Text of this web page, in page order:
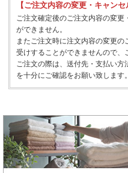
【ご注文内容の変更・キャン
ご注文確定後のご注文内容の変更
ができません。
またご注文時に注文内容の変更
受けすることができませんので、
ご注文の際は、送付先・支払い方
を十分にご確認をお願い致します。